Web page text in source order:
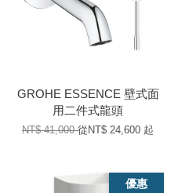
GROHE ESSENCE 壁式面
用二件式龍頭
NT$ 41,000從 NT$ 24,600 起
優惠